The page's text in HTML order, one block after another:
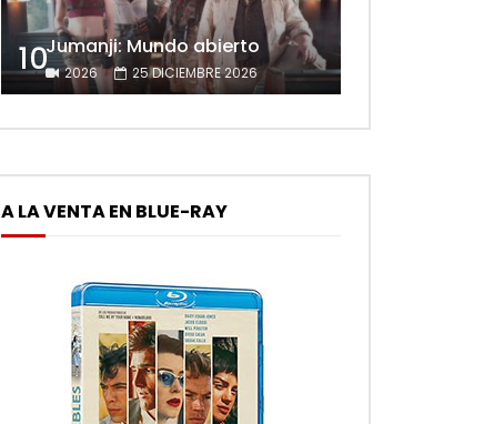
10Jumanji: Mundo abierto
2026 25 DICIEMBRE 2026
A LA VENTA EN BLUE-RAY